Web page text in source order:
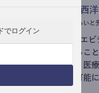
でログイン
今西
ふらいと
theLetterでエビ
事を執筆するこ
の寄付など、医
での活動が可能